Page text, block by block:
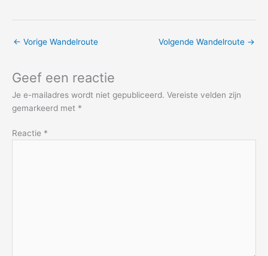
← Vorige Wandelroute Volgende Wandelroute →
Geef een reactie
Je e-mailadres wordt niet gepubliceerd. Vereiste velden zijn
gemarkeerd met *
Reactie *